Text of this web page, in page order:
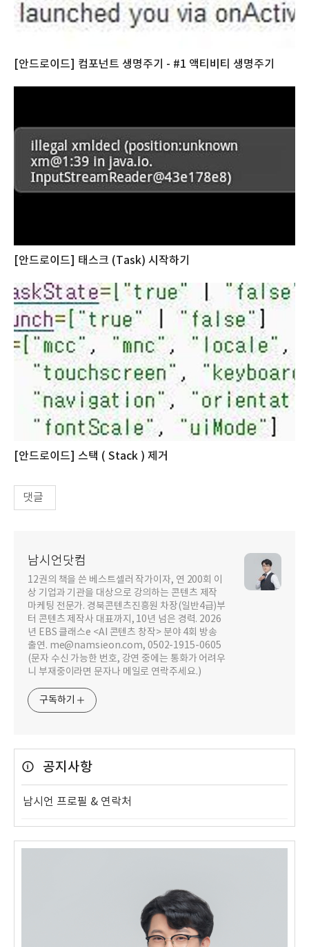
[안드로이드] 컴포넌트 생명주기 - #1 액티비티 생명주기
[안드로이드] 태스크 (Task) 시작하기
[안드로이드] 스택 ( Stack ) 제거
댓글
남시언닷컴
12권의 책을 쓴 베스트셀러 작가이자, 연 200회 이
상 기업과 기관을 대상으로 강의하는 콘텐츠 제작
마케팅 전문가. 경북콘텐츠진흥원 차장(일반4급)부
터 콘텐츠 제작사 대표까지, 10년 넘은 경력. 2026
년 EBS 클래스e <AI 콘텐츠 창작> 분야 4회 방송
출연. me@namsieon.com, 0502-1915-0605
(문자 수신 가능한 번호, 강연 중에는 통화가 어려우
니 부재중이라면 문자나 메일로 연락주세요.)
구독하기
공지사항
남시언 프로필 & 연락처